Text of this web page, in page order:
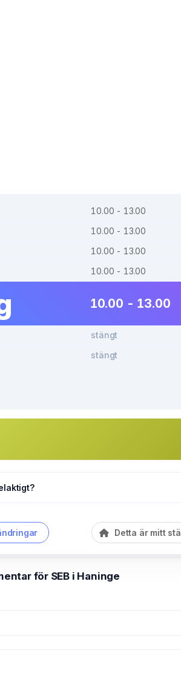
10.00 - 13.00
10.00 - 13.00
10.00 - 13.00
10.00 - 13.00
10.00 - 13.00
stängt
stängt
Detta är mitt
för SEB i Haninge